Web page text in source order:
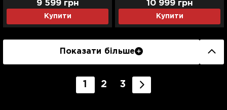
Купити
9 599 грн
Купити
10 999 грн
Показати більше
1 2 3